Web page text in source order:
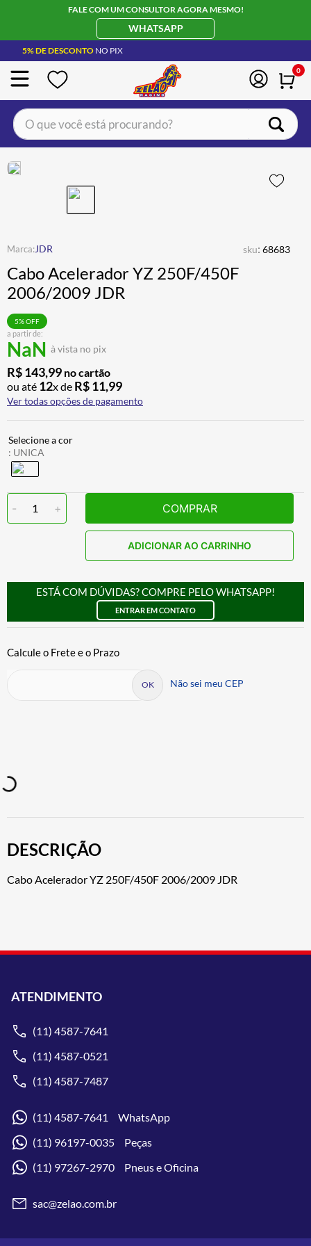
FALE COM UM CONSULTOR AGORA MESMO!
WHATSAPP
5% DE DESCONTO NO PIX
0
O que você está procurando?
JDR sku: 68683
Cabo Acelerador YZ 250F/450F
2006/2009 JDR
a partir de:
NaN à vista no pix
5% OFF
R$143,99 no cartão
ou até 12x de R$11,99
Ver todas opções de pagamento
: UNICA
- 1 + COMPRAR
ADICIONAR AO CARRINHO
ESTÁ COM DÚVIDAS? COMPRE PELO WHATSAPP!
ENTRAR EM CONTATO
Não sei meu CEP
DESCRIÇÃO
Cabo Acelerador YZ 250F/450F 2006/2009 JDR
ATENDIMENTO
(11) 4587-7641
(11) 4587-0521
(11) 4587-7487
(11) 4587-7641 WhatsApp
(11) 96197-0035 Peças
(11) 97267-2970 Pneus e Oficina
sac@zelao.com.br
BOTA
4º ÓCULOS SOLAR
5º LUVA
6º ALPINESTAR
7º
8 º CALÇA
9º AIROH
10º BOTAS